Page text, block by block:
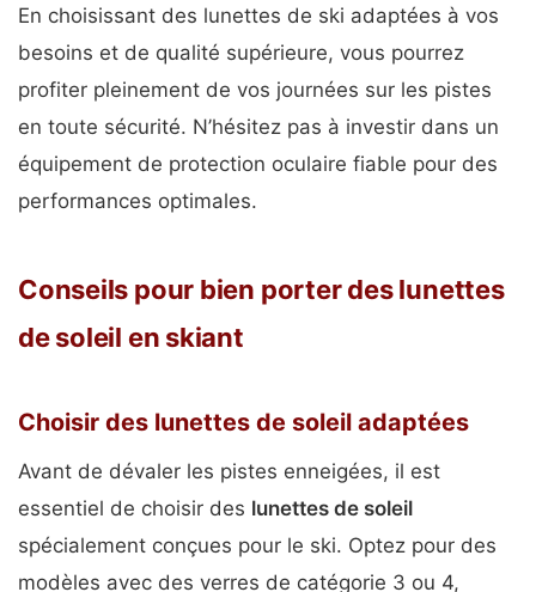
En choisissant des lunettes de ski adaptées à vos
besoins et de qualité supérieure, vous pourrez
profiter pleinement de vos journées sur les pistes
en toute sécurité. N’hésitez pas à investir dans un
équipement de protection oculaire fiable pour des
performances optimales.
Conseils pour bien porter des lunettes
de soleil en skiant
Choisir des lunettes de soleil adaptées
Avant de dévaler les pistes enneigées, il est
essentiel de choisir des lunettes de soleil
spécialement conçues pour le ski. Optez pour des
modèles avec des verres de catégorie 3 ou 4,